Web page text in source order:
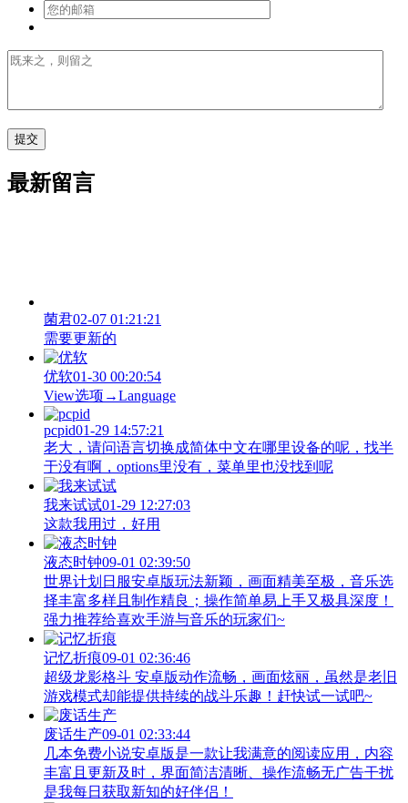
最新留言
菌君02-07 01:21:21
需要更新的
优软01-30 00:20:54
View‌选项→Language
pcpid01-29 14:57:21
老大，请问语言切换成简体中文在哪里设备的呢，找半
于没有啊，options里没有，菜单里也没找到呢
我来试试01-29 12:27:03
这款我用过，好用
液态时钟09-01 02:39:50
世界计划日服安卓版玩法新颖，画面精美至极，音乐选
择丰富多样且制作精良；操作简单易上手又极具深度！
强力推荐给喜欢手游与音乐的玩家们~
记忆折痕09-01 02:36:46
超级龙影格斗 安卓版动作流畅，画面炫丽，虽然是老旧
游戏模式却能提供持续的战斗乐趣！赶快试一试吧~
废话生产09-01 02:33:44
几本免费小说安卓版是一款让我满意的阅读应用，内容
丰富且更新及时，界面简洁清晰、操作流畅无广告干扰
是我每日获取新知的好伴侣！